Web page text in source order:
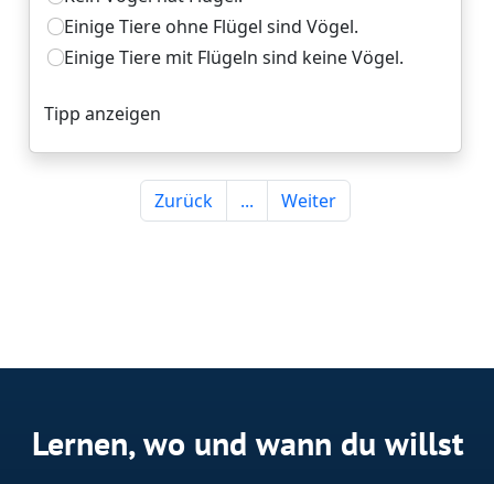
Lernen, wo und wann du willst